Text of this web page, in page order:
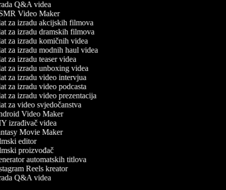
Q&A videa
Video Maker
za izradu akcijskih filmova
za izradu dramskih filmova
za izradu komičnih videa
za izradu modnih haul videa
za izradu teaser videa
za izradu unboxing videa
za izradu video intervjua
za izradu video podcasta
za izradu video prezentacija
za video svjedočanstva
Video Maker
izrađivač videa
Movie Maker
editor
proizvođač
automatskih titlova
Reels kreator
Q&A videa